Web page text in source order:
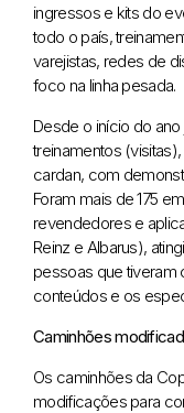
ingressos e kits do
todo o país,
varejistas, redes de
foco na linha pesada.
Desde o início do
treinamentos
cardan, com
Foram mais de 175
revendedores e
Reinz e Albarus),
pessoas que tiveram
conteúdos e os
Caminhões
Os caminhões da
modificações para